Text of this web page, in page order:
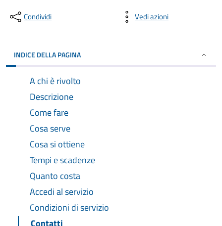
Condividi Vedi azioni
INDICE DELLA PAGINA
A chi è rivolto
Descrizione
Come fare
Cosa serve
Cosa si ottiene
Tempi e scadenze
Quanto costa
Accedi al servizio
Condizioni di servizio
Contatti